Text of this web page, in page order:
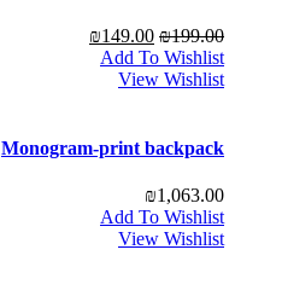
₪199.00
₪149.00
Add To Wishlist
View Wishlist
Monogram-print backpack
₪1,063.00
Add To Wishlist
View Wishlist